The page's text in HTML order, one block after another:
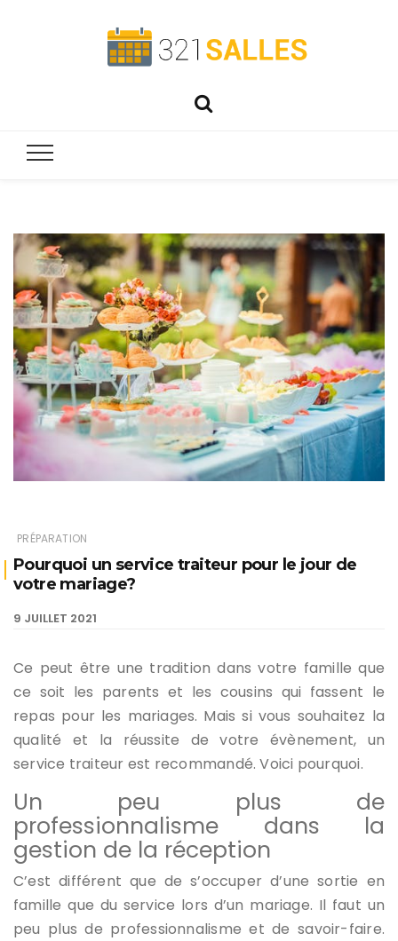
321salles
Préparez parfaitement vos événements !
PRÉPARATION
Pourquoi un service traiteur pour le jour de
votre mariage?
9 JUILLET 2021
Ce peut être une tradition dans votre famille que
ce soit les parents et les cousins qui fassent le
repas pour les mariages. Mais si vous souhaitez la
qualité et la réussite de votre évènement, un
service traiteur est recommandé. Voici pourquoi.
Un peu plus de
professionnalisme dans la
gestion de la réception
C’est différent que de s’occuper d’une sortie en
famille que du service lors d’un mariage. Il faut un
peu plus de professionnalisme et de savoir-faire.